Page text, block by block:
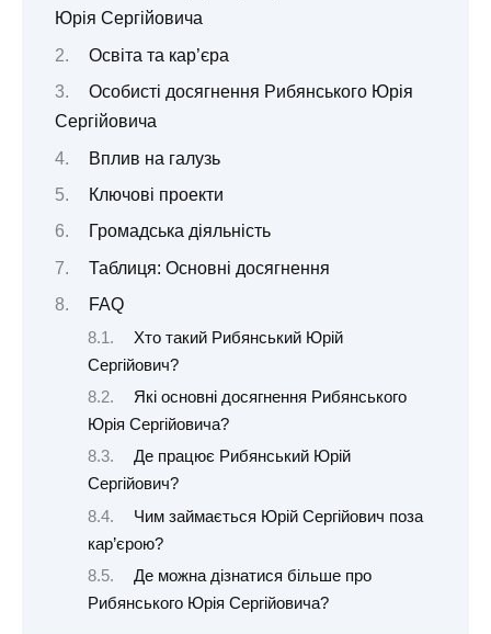
Юрія Сергійовича
Освіта та кар’єра
Особисті досягнення Рибянського Юрія
Сергійовича
Вплив на галузь
Ключові проекти
Громадська діяльність
Таблиця: Основні досягнення
FAQ
Хто такий Рибянський Юрій
Сергійович?
Які основні досягнення Рибянського
Юрія Сергійовича?
Де працює Рибянський Юрій
Сергійович?
Чим займається Юрій Сергійович поза
кар’єрою?
Де можна дізнатися більше про
Рибянського Юрія Сергійовича?